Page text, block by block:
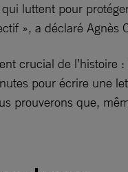
luttent pour
», a déclaré Agnès
crucial de
pour écrire une
prouverons que,